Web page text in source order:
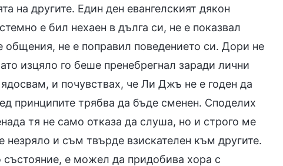
на другите. Един ден евангелският дякон
е бил нехаен в дълга си, не е показвал
общения, не е поправил поведението си. Дори не
изцяло го беше пренебрегнал заради лични
и почувствах, че Ли Джъ не е годен да
принципите трябва да бъде сменен. Споделих
тя не само отказа да слуша, но и строго ме
незряло и съм твърде взискателен към другите.
е можел да придобива хора с